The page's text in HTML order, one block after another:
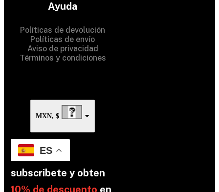
Ayuda
Políticas de devolución
Políticas de envío
Aviso de privacidad
Términos y condiciones
MXN, $
ES
subscribete y obten
10% de descuento en